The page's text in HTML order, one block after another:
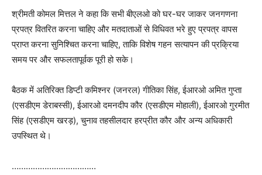
श्रीमती कोमल मित्तल ने कहा कि सभी बीएलओ को घर-घर जाकर जनगणना
प्रपत्र वितरित करना चाहिए और मतदाताओं से विधिवत भरे हुए प्रपत्र वापस
प्राप्त करना सुनिश्चित करना चाहिए, ताकि विशेष गहन सत्यापन की प्रक्रिया
समय पर और सफलतापूर्वक पूरी हो सके।
बैठक में अतिरिक्त डिप्टी कमिश्नर (जनरल) गीतिका सिंह, ईआरओ अमित गुप्ता
(एसडीएम डेराबस्सी), ईआरओ दमनदीप कौर (एसडीएम मोहाली), ईआरओ गुरमीत
सिंह (एसडीएम खरड़), चुनाव तहसीलदार हरप्रीत कौर और अन्य अधिकारी
उपस्थित थे।
………………………………